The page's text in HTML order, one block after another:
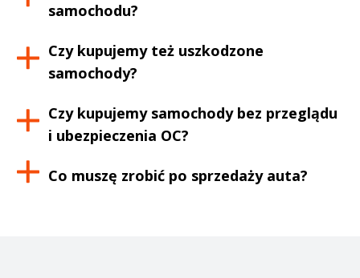
samochodu?
Czy kupujemy też uszkodzone
samochody?
Czy kupujemy samochody bez przeglądu
i ubezpieczenia OC?
Co muszę zrobić po sprzedaży auta?